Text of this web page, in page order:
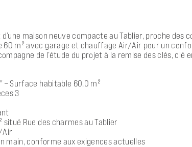
maison neuve compacte au Tablier, proche des
60 m² avec garage et chauffage Air/Air pour un
de l’étude du projet à la remise des clés, clé
– Surface habitable 60,0 m²
3
situé Rue des charmes au Tablier
Air
main, conforme aux exigences actuelles